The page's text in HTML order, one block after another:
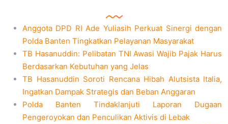
Anggota DPD RI Ade Yuliasih Perkuat Sinergi dengan
Polda Banten Tingkatkan Pelayanan Masyarakat
TB Hasanuddin: Pelibatan TNI Awasi Wajib Pajak Harus
Berdasarkan Kebutuhan yang Jelas
TB Hasanuddin Soroti Rencana Hibah Alutsista Italia,
Ingatkan Dampak Strategis dan Beban Anggaran
Polda Banten Tindaklanjuti Laporan Dugaan
Pengeroyokan dan Penculikan Aktivis di Lebak